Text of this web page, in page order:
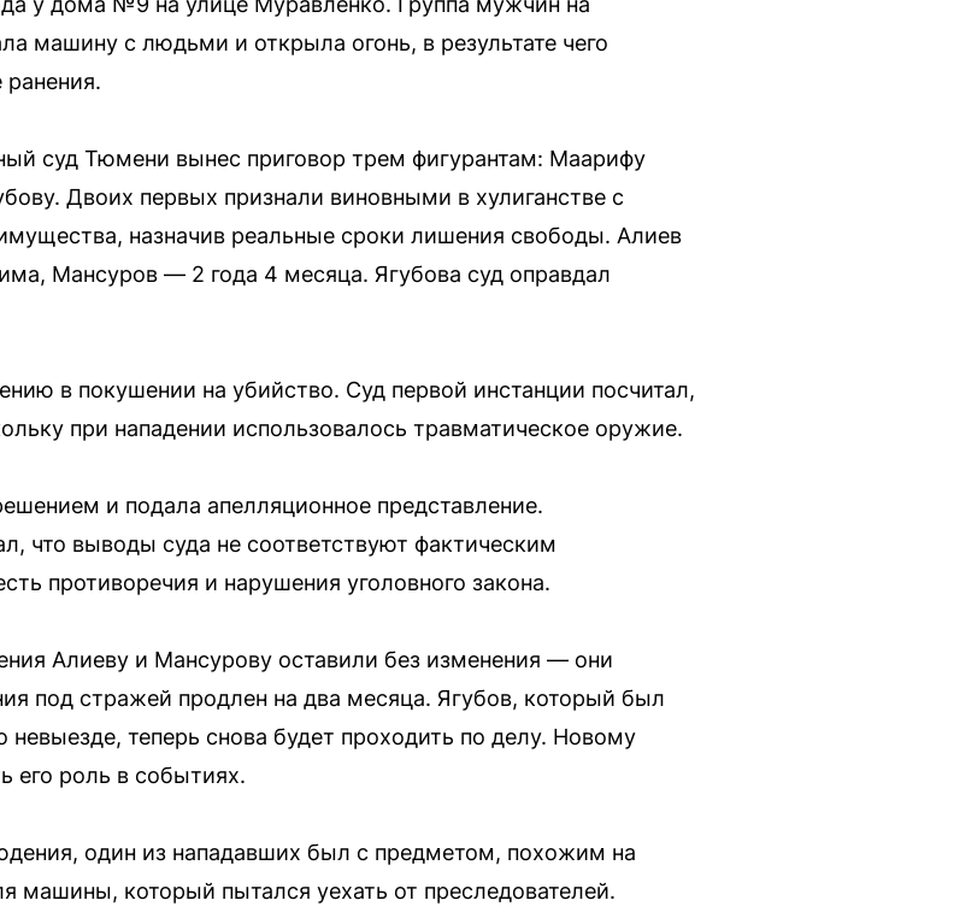
машину с людьми и открыла огонь, в результате чего
суд Тюмени вынес приговор трем фигурантам: Маарифу
Двоих первых признали виновными в хулиганстве с
назначив реальные сроки лишения свободы. Алиев
Мансуров — 2 года 4 месяца. Ягубова суд оправдал
в покушении на убийство. Суд первой инстанции посчитал,
при нападении использовалось травматическое оружие.
и подала апелляционное представление.
что выводы суда не соответствуют фактическим
противоречия и нарушения уголовного закона.
Алиеву и Мансурову оставили без изменения — они
под стражей продлен на два месяца. Ягубов, который был
теперь снова будет проходить по делу. Новому
его роль в событиях.
один из нападавших был с предметом, похожим на
машины, который пытался уехать от преследователей.